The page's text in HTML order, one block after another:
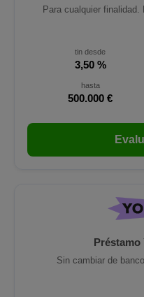
Para cualquier finalidad.
tin desde
3,50 %
hasta
500.000 €
Préstamo
Sin cambiar de